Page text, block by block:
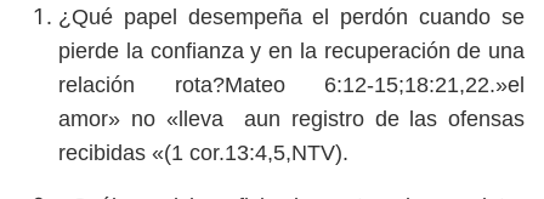
¿Qué papel desempeña el perdón cuando se
pierde la confianza y en la recuperación de una
relación rota?Mateo 6:12-15;18:21,22.»el
amor» no «lleva aun registro de las ofensas
recibidas «(1 cor.13:4,5,NTV).